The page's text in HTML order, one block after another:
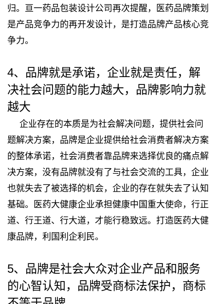
归。亘一药品包装设计公司再次提醒，医药品牌策划
是产品竞争力的再开发设计，是打造品牌产品核心竞
争力。
4、品牌就是承诺，企业就是责任，解
决社会问题的能力越大，品牌影响力就
越大
企业存在的本质是为社会解决问题，提供社会问
题解决方案，品牌是企业提供给社会消费者解决方案
的整体承诺，社会消费者靠品牌来选择优良的痛点解
决方案，没有品牌就没有了与社会交流的工具，企业
也就失去了被选择的机会，企业的存在就失去了认知
基础。医药大健康企业承担健康中国重大使命，行正
道、行王道、行大道，才能行稳致远。打造医药大健
康品牌，利国利企利民。
5、品牌是社会大众对企业产品和服务
的心智认知，品牌受商标法保护，商标